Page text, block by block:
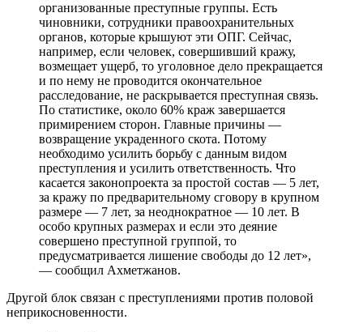
организованные преступные группы. Есть
чиновники, сотрудники правоохранительных
органов, которые крышуют эти ОПГ. Сейчас,
например, если человек, совершивший кражу,
возмещает ущерб, то уголовное дело прекращается
и по нему не проводится окончательное
расследование, не раскрывается преступная связь.
По статистике, около 60% краж завершается
примирением сторон. Главные причины —
возвращение украденного скота. Потому
необходимо усилить борьбу с данным видом
преступления и усилить ответственность. Что
касается законопроекта за простой состав — 5 лет,
за кражу по предварительному сговору в крупном
размере — 7 лет, за неоднократное — 10 лет. В
особо крупных размерах и если это деяние
совершено преступной группой, то
предусматривается лишение свободы до 12 лет»,
— сообщил Ахметжанов.
Другой блок связан с преступлениями против половой
неприкосновенности.